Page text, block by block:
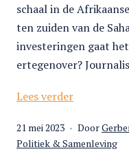
schaal in de
ten zuiden van de
investeringen gaat
ertegenover?
Lees verderChina
de
Sahel:
Gepubliceerd
op
21 mei 2023 Door
Gecategoriseerd
Politiek & Samenleving